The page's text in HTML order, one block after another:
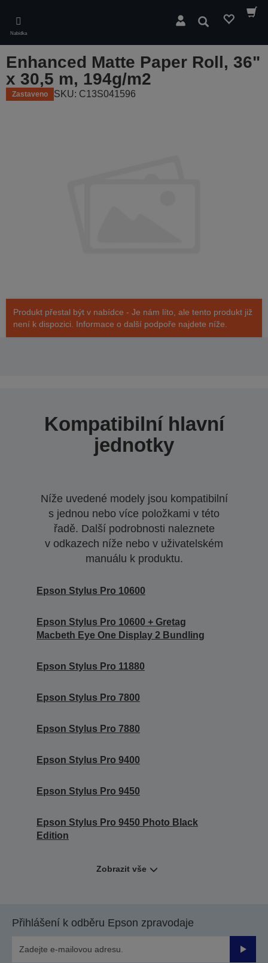
main
content
Nabídka
Hledat
Enhanced Matte Paper Roll, 36"
x 30,5 m, 194g/m2
Zastaveno SKU: C13S041596
Produkt přestal být v nabídce - Je nám líto, ale tento produkt již
není k dispozici. Informace o další podpoře najdete níže.
Kompatibilní hlavní
jednotky
Níže uvedené modely jsou kompatibilní
s jednou nebo více položkami v této
řadě. Další podrobnosti naleznete
v odkazech níže nebo v uživatelském
manuálu k produktu.
Epson Stylus Pro 10600
Epson Stylus Pro 10600 + Gretag
Macbeth Eye One Display 2 Bundling
Epson Stylus Pro 11880
Epson Stylus Pro 7800
Epson Stylus Pro 7880
Epson Stylus Pro 9400
Epson Stylus Pro 9450
Epson Stylus Pro 9450 Photo Black
Edition
Zobrazit vše
Přihlášení k odběru Epson zpravodaje